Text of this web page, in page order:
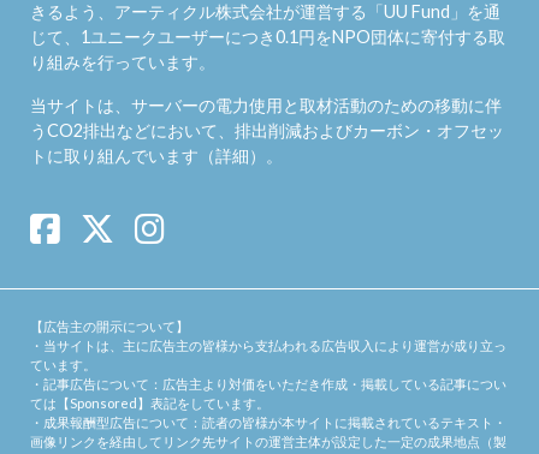
きるよう、アーティクル株式会社が運営する「 UU Fund 」を通
じて、1ユニークユーザーにつき0.1円をNPO団体に寄付する取
り組みを行っています。
当サイトは、サーバーの電力使用と取材活動のための移動に伴
うCO2排出などにおいて、排出削減およびカーボン・オフセッ
トに取り組んでいます（詳細）。
【広告主の開示について】
・当サイトは、主に広告主の皆様から支払われる広告収入により運営が成り立っ
ています。
・記事広告について：広告主より対価をいただき作成・掲載している記事につい
ては【Sponsored】表記をしています。
・成果報酬型広告について：読者の皆様が本サイトに掲載されているテキスト・
画像リンクを経由してリンク先サイトの運営主体が設定した一定の成果地点（製